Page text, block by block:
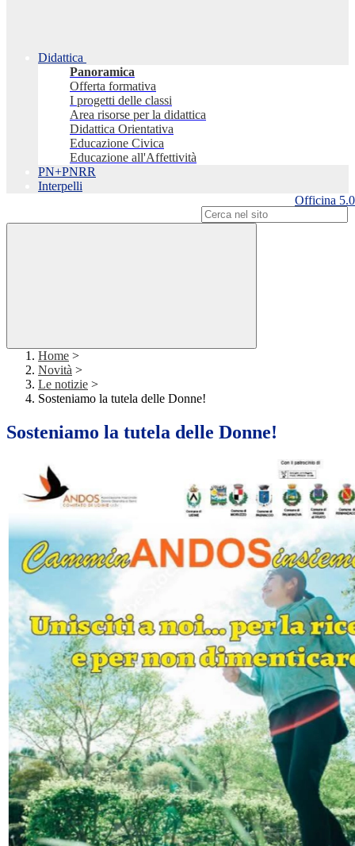
Didattica
Panoramica
Offerta formativa
I progetti delle classi
Area risorse per la didattica
Didattica Orientativa
Educazione Civica
Educazione all'Affettività
PN+PNRR
Interpelli
Officina 5.0
Home >
Novità >
Le notizie >
Sosteniamo la tutela delle Donne!
Sosteniamo la tutela delle Donne!